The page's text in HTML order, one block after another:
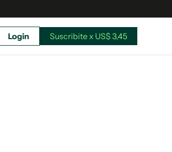
Login Suscribite x US$ 3,45